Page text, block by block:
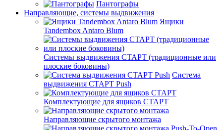
Пантографы
Направляющие, системы выдвижения
Ящики
Tandembox Antaro Blum
Системы выдвижения СТАРТ (традиционные или
плоские боковины)
Система
выдвижения СТАРТ Push
Комплектующие для ящиков СТАРТ
Направляющие скрытого монтажа